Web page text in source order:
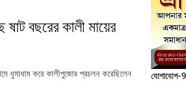
বছরের কালী মায়ের
ধুমাধাম করে কালীপুজোর প্রচলন করেছিলেন